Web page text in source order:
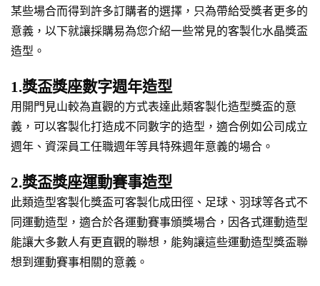
某些場合而得到許多訂購者的選擇，只為帶給受獎者更多的
意義，以下就讓採購易為您介紹一些常見的客製化水晶獎盃
造型。
1.獎盃獎座數字週年造型
用開門見山較為直觀的方式表達此類客製化造型獎盃的意
義，可以客製化打造成不同數字的造型，適合例如公司成立
週年、資深員工任職週年等具特殊週年意義的場合。
2.獎盃獎座運動賽事造型
此類造型客製化獎盃可客製化成田徑、足球、羽球等各式不
同運動造型，適合於各運動賽事頒獎場合，因各式運動造型
能讓大多數人有更直觀的聯想，能夠讓這些運動造型獎盃聯
想到運動賽事相關的意義。